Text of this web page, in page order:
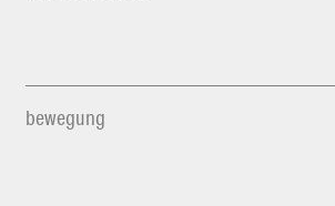
bewegung